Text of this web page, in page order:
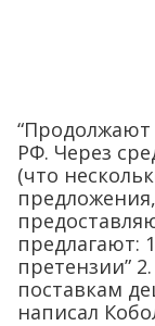
“Продолжают
РФ. Через
(что
предлагают:
претензии”
поставкам
написал